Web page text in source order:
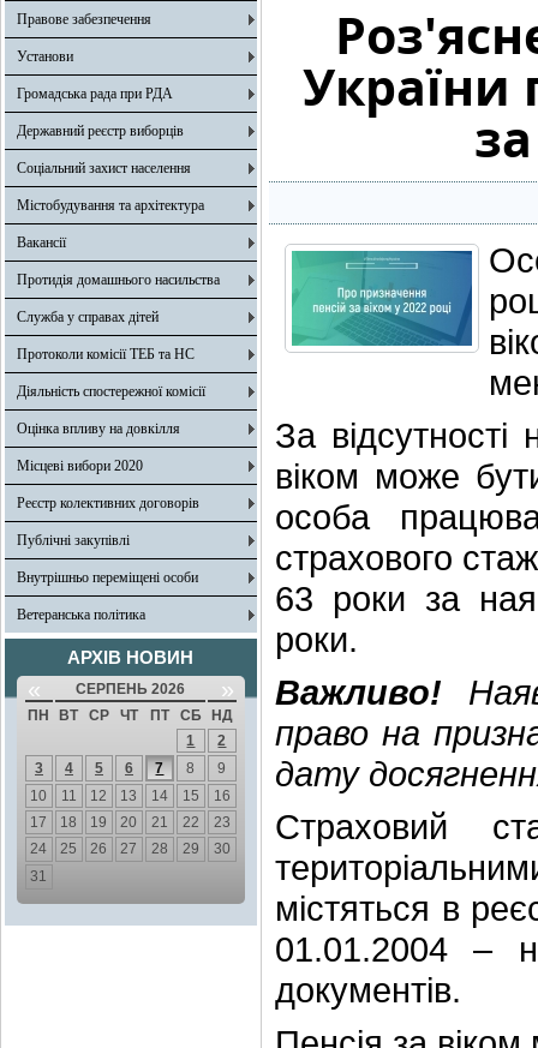
Правове забезпечення
Установи
Громадська рада при РДА
Державний реєстр виборців
Соціальний захист населення
Містобудування та архітектура
Вакансії
Протидія домашнього насильства
Служба у справах дітей
Протоколи комісії ТЕБ та НС
Діяльність спостережної комісії
Оцінка впливу на довкілля
Місцеві вибори 2020
Реєстр колективних договорів
Публічні закупівлі
Внутрішньо переміщені особи
Ветеранська політика
АРХІВ НОВИН
« СЕРПЕНЬ 2026 »
ПН ВТ СР ЧТ ПТ СБ
НД
1
2
3
4 5 6 7 8
9
10
11 12 13 14 15
16
17
18 19 20 21 22
23
24
25 26 27 28 29
30
31
України
За відсутності
віком може
особа
страхового
63 роки за
роки.
Важливо!
право на
дату
Страховий
містяться в
01.01.2004 –
документів.